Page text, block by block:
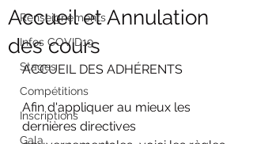
Renseignements
Infos COVID19
Stages
Compétitions
Inscriptions
Gala
Accueil et Annulation
des cours
ACCUEIL DES ADHÉRENTS
Afin d'appliquer au mieux les
dernières directives